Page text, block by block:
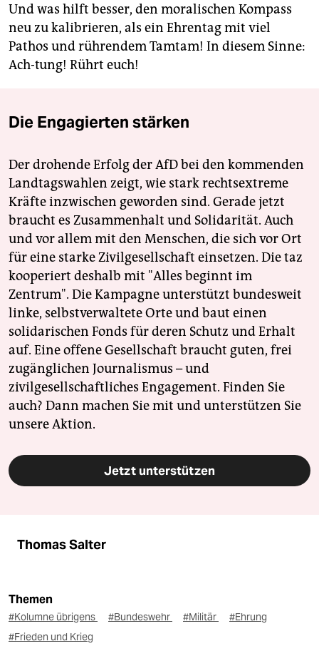
Und was hilft besser, den moralischen Kompass
neu zu kalibrieren, als ein Ehrentag mit viel
Pathos und rührendem Tamtam! In diesem Sinne:
Ach-tung! Rührt euch!
Die Engagierten stärken
Der drohende Erfolg der AfD bei den kommenden
Landtagswahlen zeigt, wie stark rechtsextreme
Kräfte inzwischen geworden sind. Gerade jetzt
braucht es Zusammenhalt und Solidarität. Auch
und vor allem mit den Menschen, die sich vor Ort
für eine starke Zivilgesellschaft einsetzen. Die taz
kooperiert deshalb mit "Alles beginnt im
Zentrum". Die Kampagne unterstützt bundesweit
linke, selbstverwaltete Orte und baut einen
solidarischen Fonds für deren Schutz und Erhalt
auf. Eine offene Gesellschaft braucht guten, frei
zugänglichen Journalismus – und
zivilgesellschaftliches Engagement. Finden Sie
auch? Dann machen Sie mit und unterstützen Sie
unsere Aktion.
Jetzt unterstützen
Thomas Salter
Themen
#Kolumne übrigens #Bundeswehr #Militär
#Ehrung
#Frieden und Krieg